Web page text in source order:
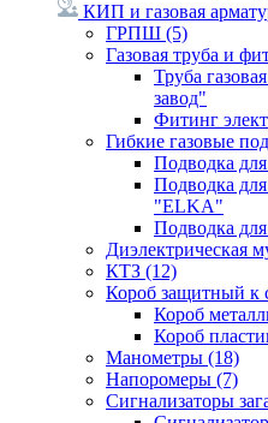
КИП и газовая
ГРПШ (5)
Газовая труба и
Труба
завод"
Фитинг
Гибкие газовые
Подводка
Подводка для
"ELKA"
Подводка
Диэлектрическая
КТЗ (12)
Короб защитный к
Короб
Короб
Манометры (18)
Напоромеры (7)
Сигнализаторы